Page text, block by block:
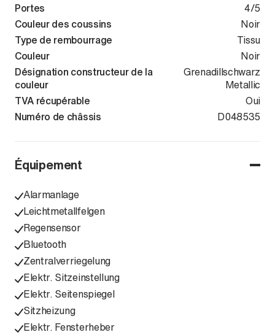
Portes
4/5
Couleur des coussins
Noir
Type de rembourrage
Tissu
Couleur
Noir
Désignation constructeur de la
couleur
Grenadillschwarz
Metallic
TVA récupérable
Oui
Numéro de châssis
D048535
Équipement
Alarmanlage
Leichtmetallfelgen
Regensensor
Bluetooth
Zentralverriegelung
Elektr. Sitzeinstellung
Elektr. Seitenspiegel
Sitzheizung
Elektr. Fensterheber